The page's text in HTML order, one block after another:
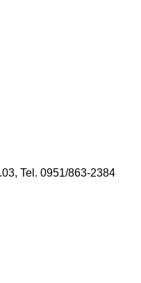
Tel. 0951/863-2384